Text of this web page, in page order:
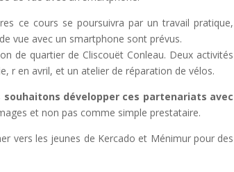
ce cours se poursuivra par un travail pratique,
vue avec un smartphone sont prévus.
de quartier de Cliscouët Conleau. Deux activités
r en avril, et un atelier de réparation de vélos.
souhaitons développer ces partenariats avec
et non pas comme simple prestataire.
vers les jeunes de Kercado et Ménimur pour des